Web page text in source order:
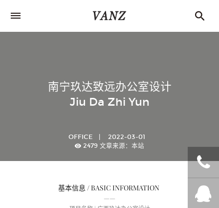
南宁玖达致远办公室设计
Jiu Da Zhi Yun
OFFICE | 2022-03-01
2479 文章来源：本站
基本信息 / BASIC INFORMATION
——
+86